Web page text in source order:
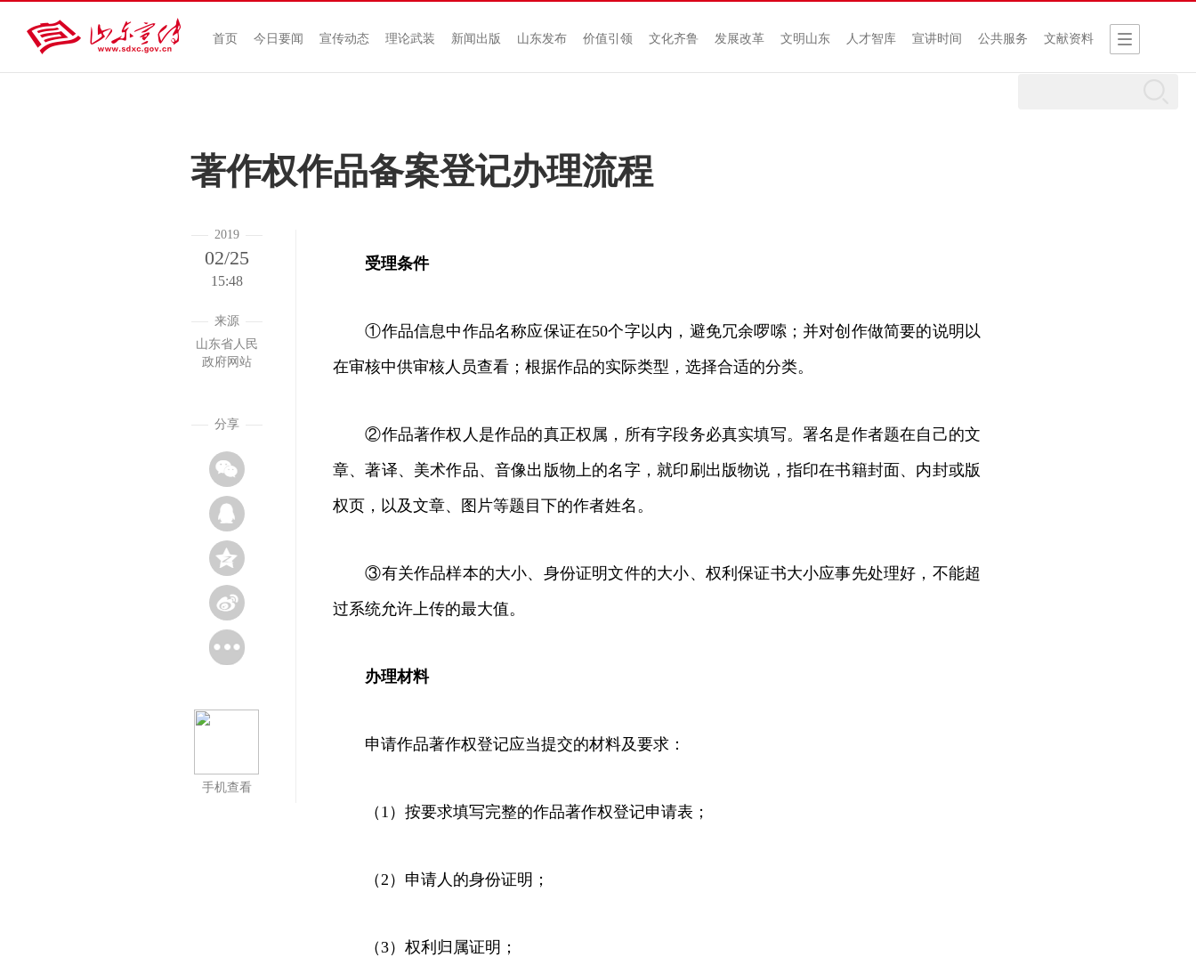
首页 今日要闻 宣传动态 理论武装 新闻出版 山东发布 价值引领 文化齐鲁 发展改革 文明山东 人才智库 宣讲时间 公共服务 文献资料
著作权作品备案登记办理流程
2019
02/25
15:48
来源
山东省人民
政府网站
分享
手机查看
受理条件
①作品信息中作品名称应保证在50个字以内，避免冗余啰嗦；并对创作做简要的说明以
在审核中供审核人员查看；根据作品的实际类型，选择合适的分类。
②作品著作权人是作品的真正权属，所有字段务必真实填写。署名是作者题在自己的文
章、著译、美术作品、音像出版物上的名字，就印刷出版物说，指印在书籍封面、内封或版
权页，以及文章、图片等题目下的作者姓名。
③有关作品样本的大小、身份证明文件的大小、权利保证书大小应事先处理好，不能超
过系统允许上传的最大值。
办理材料
申请作品著作权登记应当提交的材料及要求：
（1）按要求填写完整的作品著作权登记申请表；
（2）申请人的身份证明；
（3）权利归属证明；